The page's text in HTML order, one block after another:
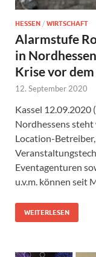
HESSEN / WIRTSCHAFT
Alarmstufe
in
Krise vor
12. September 2020
Kassel
Nordhessens steht
Location-
Eventagenturen
u.v.m. können seit
WEITERLESEN